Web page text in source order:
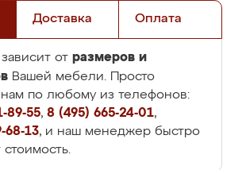
Доставка Оплата
от размеров и
Вашей мебели. Просто
нам по любому из телефонов:
89-55, 8 (495) 665-24-01,
68-13, и наш менеджер быстро
стоимость.